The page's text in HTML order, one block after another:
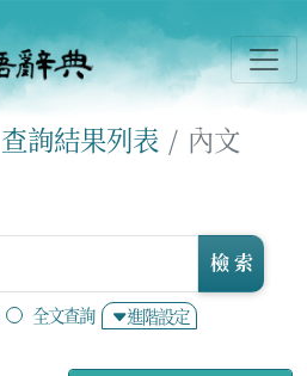
查詢結果列表 內文
全文查詢 進階設定
檢 索